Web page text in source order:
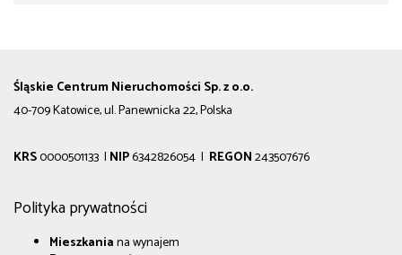
Śląskie Centrum Nieruchomości Sp. z o.o.
40-709 Katowice, ul. Panewnicka 22, Polska
KRS0000501133 | NIP6342826054 | REGON243507676
Polityka prywatności
Mieszkaniana wynajem